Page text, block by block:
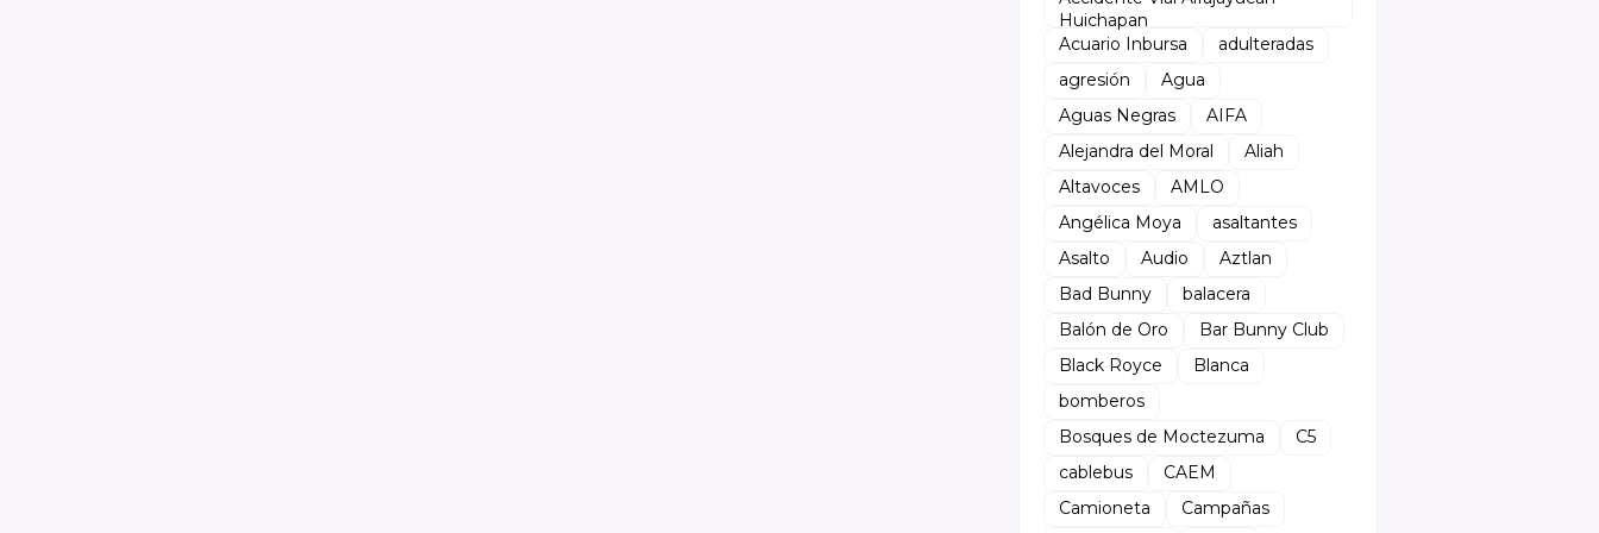
Huichapan
Acuario Inbursa
adulteradas
agresión
Agua
Aguas Negras
AIFA
Alejandra del Moral
Aliah
Altavoces
AMLO
Angélica Moya
asaltantes
Asalto
Audio
Aztlan
Bad Bunny
balacera
Balón de Oro
Bar Bunny Club
Black Royce
Blanca
bomberos
Bosques de Moctezuma
C5
cablebus
CAEM
Camioneta
Campañas